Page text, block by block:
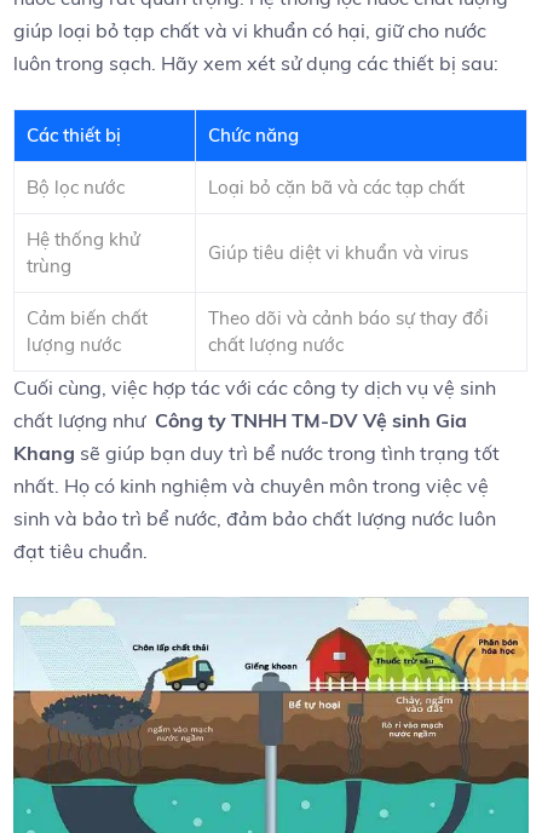
giúp loại⁢ bỏ tạp⁤ chất và vi ​khuẩn có hại,⁢ giữ cho nước
luôn trong sạch. Hãy xem xét sử‍ dụng các thiết ⁢bị sau:
Các ⁤thiết​ bị Chức ⁣năng
Bộ lọc nước Loại bỏ cặn bã⁢ và các tạp chất
Hệ thống khử
trùng
Giúp​ tiêu diệt ⁤vi khuẩn và virus
Cảm biến chất
lượng nước
Theo dõi và cảnh báo sự thay đổi
chất lượng nước
Cuối cùng,⁢ việc​ hợp tác với các⁣ công ⁣ty dịch ⁢vụ vệ sinh‌
chất lượng như ‌ Công ty TNHH TM-DV Vệ sinh Gia⁢
Khang sẽ giúp bạn ​duy trì bể ⁢nước⁤ trong tình trạng tốt
nhất. Họ ⁤có kinh nghiệm và chuyên môn trong việc vệ
sinh và‌ bảo⁢ trì bể nước, đảm bảo chất lượng nước luôn
đạt tiêu chuẩn.